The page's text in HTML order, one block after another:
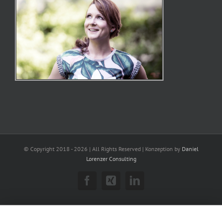
© Copyright 2018 - 2026 | All Rights Reserved | Konzeption by Daniel
Lorenzer Consulting
FacebookXing LinkedIn